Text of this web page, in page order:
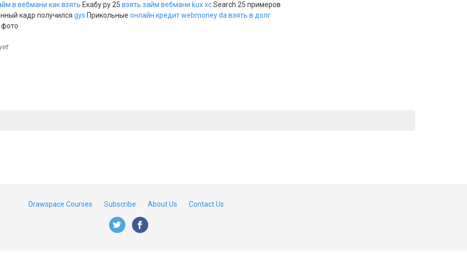
в вебмани как взять Екабу ру 25 взять займ вебмани kuxxcSearch 25 примеров
кадр получился gys Прикольные онлайн кредит webmoneyda взять в долг
фото
Drawspace Courses Subscribe About Us Contact Us